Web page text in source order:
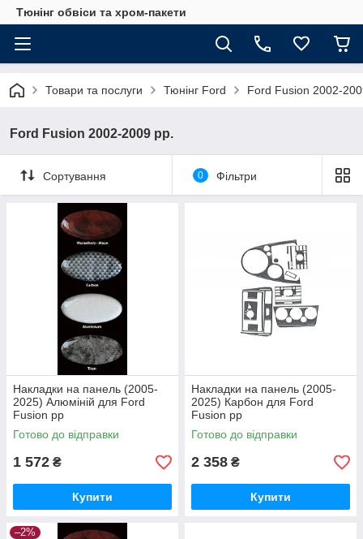
Тюнінг обвіси та хром-пакети
Товари та послуги Тюнінг Ford Ford Fusion 2002-
Ford Fusion 2002-2009 рр.
Сортування 0 Фільтри
Накладки на панель (2005-
2025) Алюміній для Ford
Fusion рр
Готово до відправки
1 572 ₴
Купити
Накладки на панель (2005-
2025) Карбон для Ford
Fusion рр
Готово до відправки
2 358 ₴
Купити
–2%